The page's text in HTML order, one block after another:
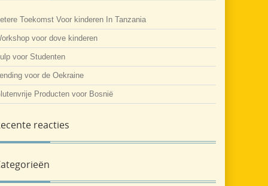
Toekomst Voor kinderen In Tanzania
voor dove kinderen
voor Studenten
voor de Oekraine
Producten voor Bosnië
reacties